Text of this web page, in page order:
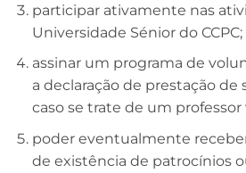
participar ativamente nas
Universidade Sénior do CCPC;
assinar um programa de
a declaração de prestação de
caso se trate de um
poder eventualmente
de existência de patrocínios